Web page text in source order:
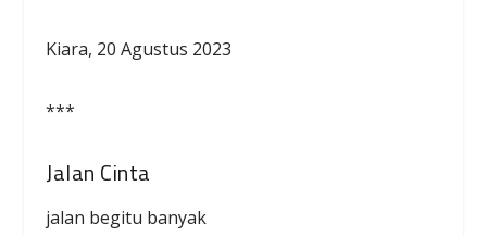
Kiara, 20 Agustus 2023
***
Jalan Cinta
jalan begitu banyak